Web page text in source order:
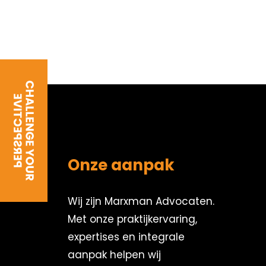
Onze aanpak
Wij zijn Marxman Advocaten.
Met onze praktijkervaring,
expertises en integrale
aanpak helpen wij